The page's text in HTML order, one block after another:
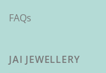
FAQs
JAI JEWELLERY